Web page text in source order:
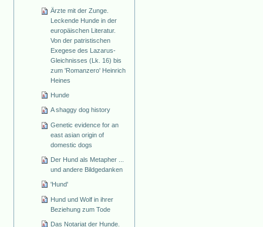
Ärzte mit der Zunge.
Leckende Hunde in der
europäischen Literatur.
Von der patristischen
Exegese des Lazarus-
Gleichnisses (Lk. 16) bis
zum 'Romanzero' Heinrich
Heines
Hunde
A shaggy dog history
Genetic evidence for an
east asian origin of
domestic dogs
Der Hund als Metapher ...
und andere Bildgedanken
'Hund'
Hund und Wolf in ihrer
Beziehung zum Tode
Das Notariat der Hunde.